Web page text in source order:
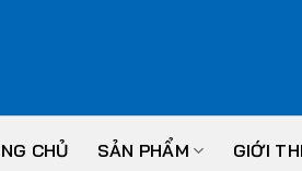
CHỦ SẢN PHẨM GIỚI